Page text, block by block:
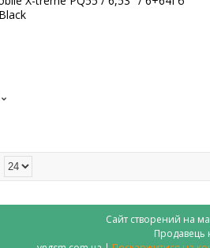
Сайт створений на
Продавець